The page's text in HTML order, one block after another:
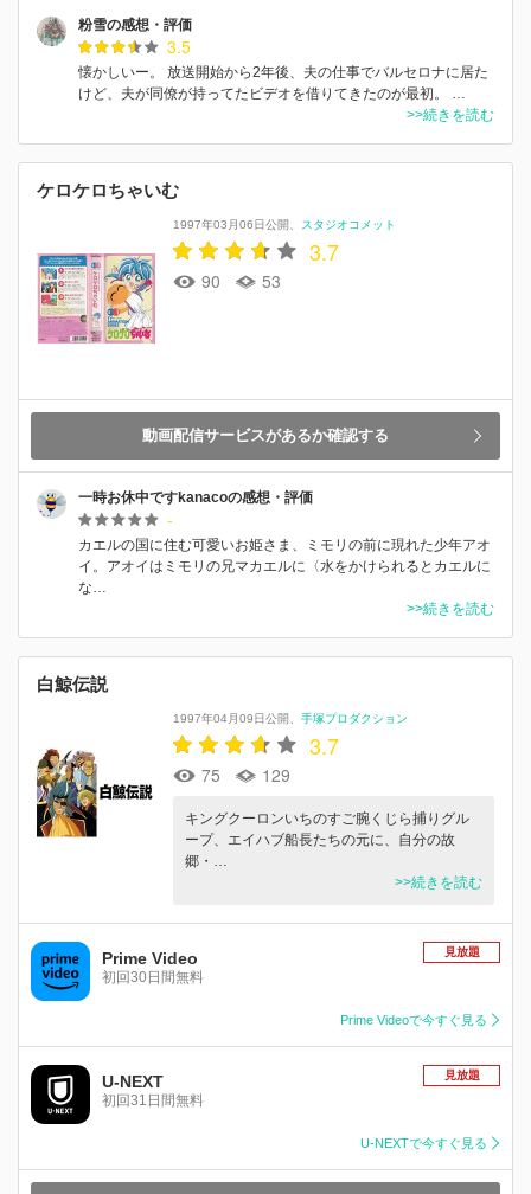
粉雪の感想・評価
3.5
懐かしいー。 放送開始から2年後、夫の仕事でバルセロナに居た
けど、夫が同僚が持ってたビデオを借りてきたのが最初。 …
>>続きを読む
ケロケロちゃいむ
1997年03月06日公開 スタジオコメット
3.7
90 53
動画配信サービスがあるか確認する
一時お休中ですkanacoの感想・評価
-
カエルの国に住む可愛いお姫さま、ミモリの前に現れた少年アオ
イ。アオイはミモリの兄マカエルに〈水をかけられるとカエルに
な…
>>続きを読む
白鯨伝説
1997年04月09日公開 手塚プロダクション
3.7
75 129
キングクーロンいちのすご腕くじら捕りグル
ープ、エイハブ船長たちの元に、自分の故
郷・…
>>続きを読む
Prime Video
初回30日間無料
見放題
Prime Videoで今すぐ見る
U-NEXT
初回31日間無料
見放題
U-NEXTで今すぐ見る